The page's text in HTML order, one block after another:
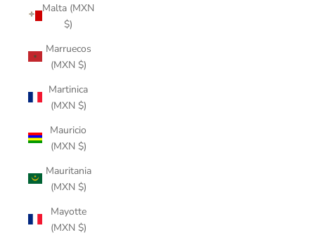
Malta (MXN
$)
Marruecos
(MXN $)
Martinica
(MXN $)
Mauricio
(MXN $)
Mauritania
(MXN $)
Mayotte
(MXN $)